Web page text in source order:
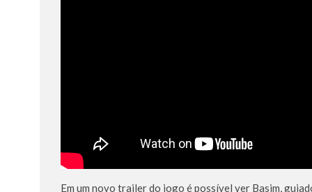
Em um novo trailer do jogo é possível ver Basim,